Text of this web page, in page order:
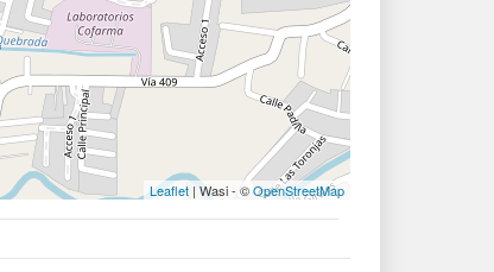
Leaflet | Wasi - ©OpenStreetMap